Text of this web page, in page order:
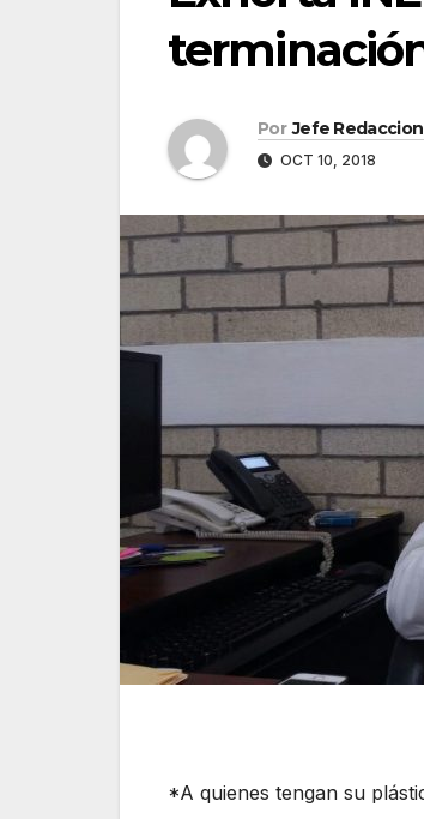
Por Jefe Redaccion
OCT 10, 2018
*A quienes tengan su